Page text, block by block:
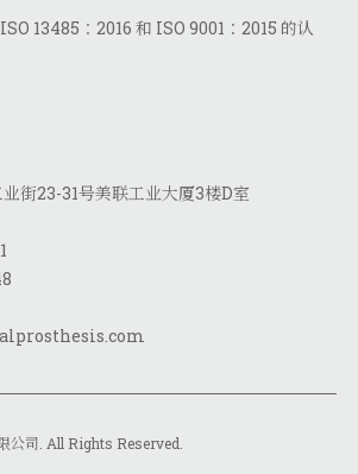
13485：2016 和 ISO 9001：2015 的认
街23-31号美联工业大厦3楼D室
公司. All Rights Reserved.